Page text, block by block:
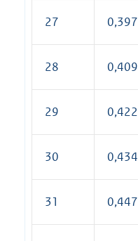
27 0,397
28 0,409
29 0,422
30 0,434
31 0,447